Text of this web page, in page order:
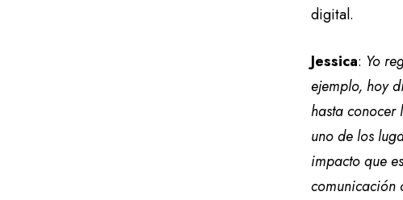
digital.
Jessica: Yo
ejemplo, hoy
hasta conocer
uno de los
impacto que
comunicación